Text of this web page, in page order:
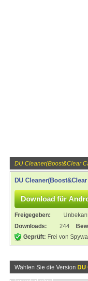
DU Cleaner(Boost&Clear
DU
Freigegeben:
Downloads:
244
Geprüft: Frei von
Wählen Sie die Version